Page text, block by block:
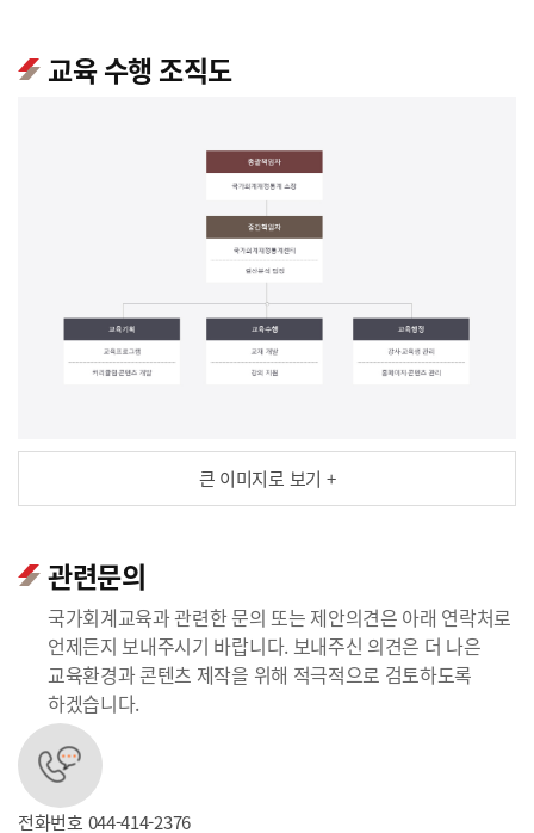
교육 수행 조직도
큰 이미지로 보기 +
관련문의
국가회계교육과 관련한 문의 또는 제안의견은 아래 연락처로
언제든지 보내주시기 바랍니다. 보내주신 의견은 더 나은
교육환경과 콘텐츠 제작을 위해 적극적으로 검토하도록
하겠습니다.
전화번호 044-414-2376